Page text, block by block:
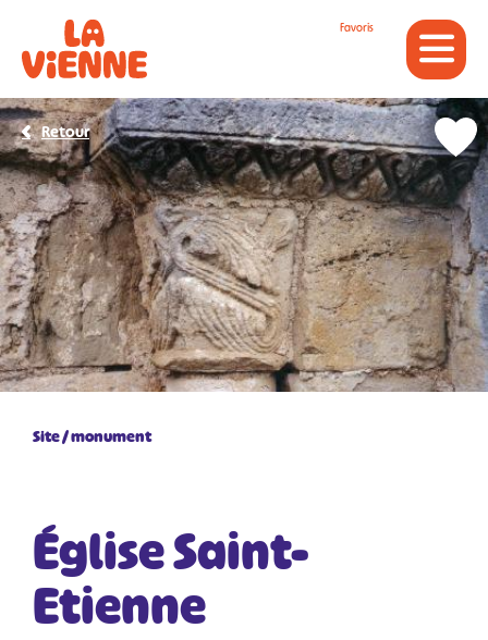
Favoris
Site / monument
Église Saint-
Etienne
Retour